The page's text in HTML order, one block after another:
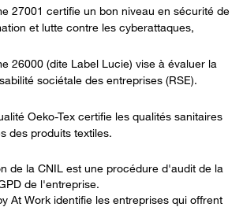
27001 certifie un bon niveau en sécurité de
et lutte contre les cyberattaques,
26000 (dite Label Lucie) vise à évaluer la
sociétale des entreprises (RSE).
Oeko-Tex certifie les qualités sanitaires
des produits textiles.
de la CNIL est une procédure d'audit de la
de l'entreprise.
At Work identifie les entreprises qui offrent